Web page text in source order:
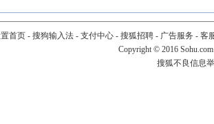
首页- 搜狗输入法- 支付中心- 搜狐招聘- 广告服务 - 客
Copyright © 2016
搜狐不良信息